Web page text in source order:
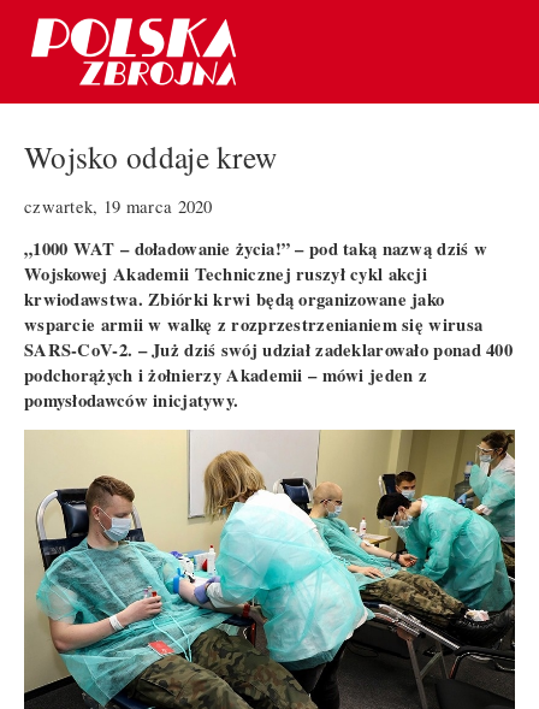
Wojsko oddaje krew
czwartek, 19 marca 2020
„1000 WAT – doładowanie życia!” – pod taką nazwą dziś w
Wojskowej Akademii Technicznej ruszył cykl akcji
krwiodawstwa. Zbiórki krwi będą organizowane jako
wsparcie armii w walkę z rozprzestrzenianiem się wirusa
SARS-CoV-2. – Już dziś swój udział zadeklarowało ponad 400
podchorążych i żołnierzy Akademii – mówi jeden z
pomysłodawców inicjatywy.